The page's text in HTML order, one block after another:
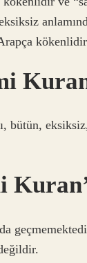
kökenlidir
bütün,